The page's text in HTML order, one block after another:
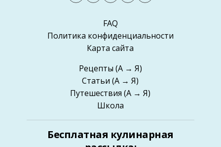
FAQ
Политика конфиденциальности
Карта сайта
Рецепты (А → Я)
Статьи (А → Я)
Путешествия (А → Я)
Школа
Бесплатная кулинарная